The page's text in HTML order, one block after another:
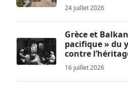
24 juillet 2026
Grèce et
pacifique » du
contre
16 juillet 2026